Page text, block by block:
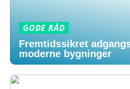
GODE RÅD
Fremtidssikret
moderne bygninger